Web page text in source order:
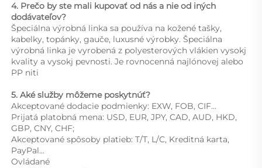
4. Prečo by ste mali kupovať od nás a nie od iných
dodávateľov?
Špeciálna výrobná linka sa používa na kožené tašky,
kabelky, topánky, gauče, luxusné výrobky. Špeciálna
výrobná linka je vyrobená z polyesterových vlákien vysokj
kvality a vysokj pevnosti. Je rovnocenná najlónovej alebo
PP niti
5. Aké služby môžeme poskytnúť?
Akceptované dodacie podmienky: EXW, FOB, CIF...
Prijatá platobná mena: USD, EUR, JPY, CAD, AUD, HKD,
GBP, CNY, CHF;
Akceptované spôsoby platieb: T/T, L/C, Kreditná karta,
PayPal...
Ovládané